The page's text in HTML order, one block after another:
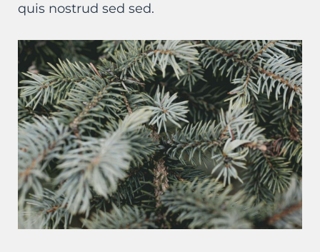
quis nostrud sed sed.